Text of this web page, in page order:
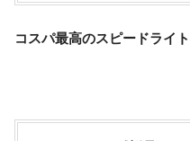
コスパ最高のスピードライト